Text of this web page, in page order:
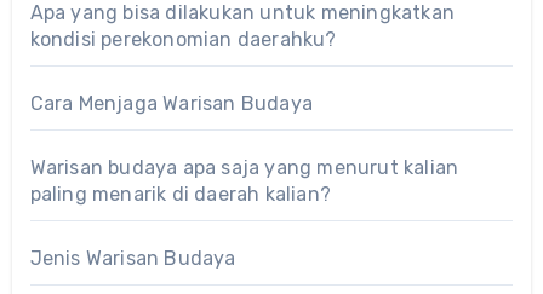
Apa yang bisa dilakukan untuk meningkatkan
kondisi perekonomian daerahku?
Cara Menjaga Warisan Budaya
Warisan budaya apa saja yang menurut kalian
paling menarik di daerah kalian?
Jenis Warisan Budaya